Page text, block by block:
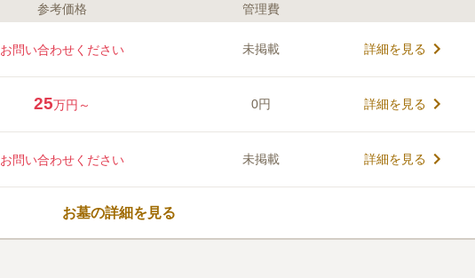
ライフドット編集部のコメント
良く、山野草に囲まれたこの墓地は、自然に包まれながら穏や
かに眠りたい方におすすめです。1区画に4霊まで埋葬可能です
口コミ評価
この霊園はまだ誰からも評価されていません。
参考価格 管理費
お問い合わせください 未掲載 詳細を見る
25万円～ 0円 詳細を見る
お問い合わせください 未掲載 詳細を見る
お墓の詳細を見る